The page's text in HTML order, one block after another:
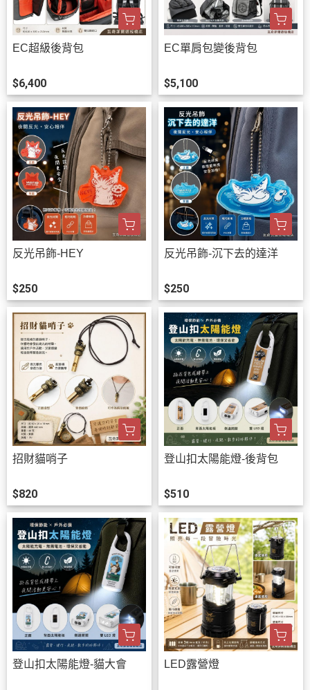
EC超級後背包
$6,400
EC單肩包變後背包
$5,100
反光吊飾-HEY
$250
反光吊飾-沉下去的達洋
$250
招財貓哨子
$820
登山扣太陽能燈-後背包
$510
登山扣太陽能燈-貓大會 LED露營燈